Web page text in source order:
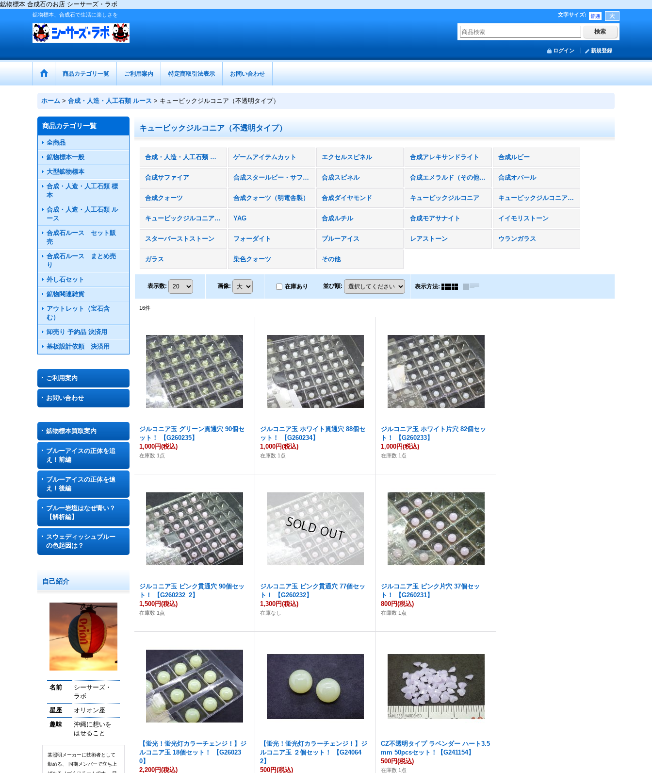
鉱物標本 合成石のお店 シーサーズ・ラボ
鉱物標本、合成石で生活に楽しさを 文字サイズ:
ログイン 新規登録
商品カテゴリ一覧 ご利用案内 特定商取引法表示 お問い合わせ
ホーム > 合成・人造・人工石類 ルース > キュービックジルコニア（不透明タイプ）
商品カテゴリ一覧
全商品
鉱物標本一般
大型鉱物標本
合成・人造・人工石類 標
本
合成・人造・人工石類 ル
ース
合成石ルース セット販
売
合成石ルース まとめ売
り
外し石セット
鉱物関連雑貨
アウトレット（宝石含
む）
卸売り 予約品 決済用
基板設計依頼 決済用
ご利用案内
お問い合わせ
鉱物標本買取案内
ブルーアイスの正体を追
え！前編
ブルーアイスの正体を追
え！後編
ブルー岩塩はなぜ青い？
【解析編】
スウェディッシュブルー
の色起因は？
自己紹介
名前
シーサーズ・
ラボ
星座
オリオン座
趣味
沖縄に想いを
はせること
某照明メーカーに技術者として
勤める、 同期メンバーで立ち上
キュービックジルコニア（不透明タイプ）
合成・人造・人工石類 ルース (全商品) ゲームアイテムカット エクセルスピネル 合成アレキサンドライト 合成ルビー
合成サファイア 合成スタールビー・サファイア 合成スピネル 合成エメラルド（その他ベリル含む） 合成オパール
合成クォーツ 合成クォーツ（明電舎製） 合成ダイヤモンド キュービックジルコニア キュービックジルコニア（不透明タイプ）
キュービックジルコニア まとめて YAG 合成ルチル 合成モアサナイト イイモリストーン
スターバーストストーン フォーダイト ブルーアイス レアストーン ウランガラス
ガラス 染色クォーツ その他
表示数: 画像: 在庫あり 並び順: 表示方法:
16件
ジルコニア玉 グリーン貫通穴 90個セ
ット！ 【G260235】
1,000円(税込)
在庫数 1点
ジルコニア玉 ホワイト貫通穴 88個セ
ット！ 【G260234】
1,000円(税込)
在庫数 1点
ジルコニア玉 ホワイト片穴 82個セッ
ト！ 【G260233】
1,000円(税込)
在庫数 1点
ジルコニア玉 ピンク貫通穴 90個セッ
ト！ 【G260232_2】
1,500円(税込)
在庫数 1点
ジルコニア玉 ピンク貫通穴 77個セッ
ト！ 【G260232】
1,300円(税込)
在庫なし
ジルコニア玉 ピンク片穴 37個セッ
ト！ 【G260231】
800円(税込)
在庫数 1点
【蛍光！蛍光灯カラーチェンジ！】ジ
ルコニア玉 18個セット！ 【G26023
0】
2,200円(税込)
【蛍光！蛍光灯カラーチェンジ！】ジ
ルコニア玉 ２個セット！ 【G24064
2】
500円(税込)
CZ不透明タイプ ラベンダー ハート3.5
mm 50pcsセット！【G241154】
500円(税込)
在庫数 1点